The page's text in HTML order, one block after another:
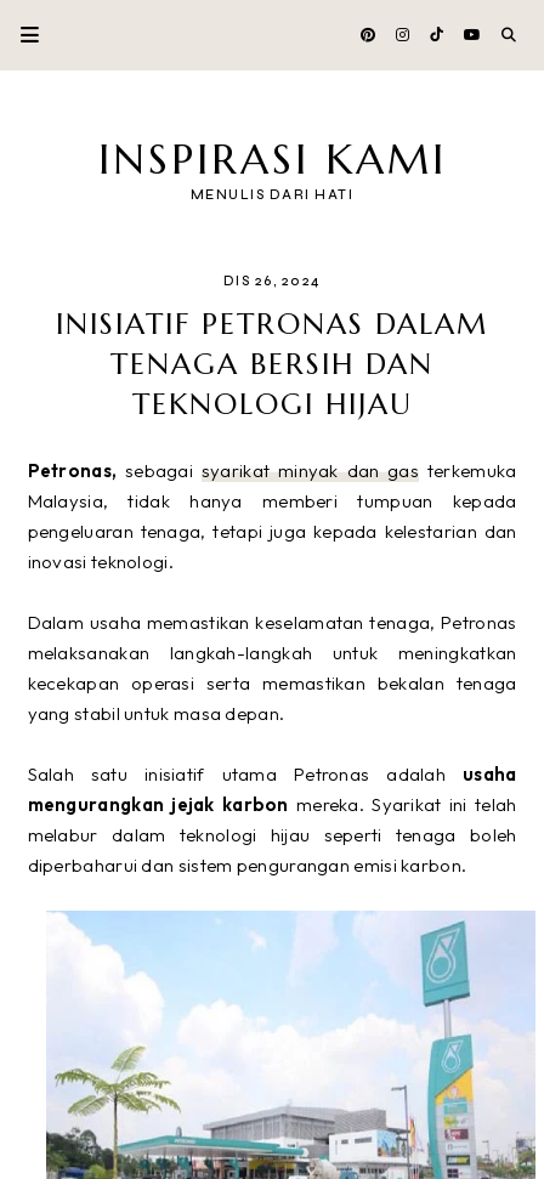
INSPIRASI KAMI
MENULIS DARI HATI
DIS 26, 2024
INISIATIF PETRONAS DALAM
TENAGA BERSIH DAN
TEKNOLOGI HIJAU
Petronas, sebagai syarikat minyak dan gas terkemuka
Malaysia, tidak hanya memberi tumpuan kepada
pengeluaran tenaga, tetapi juga kepada kelestarian dan
inovasi teknologi.
Dalam usaha memastikan keselamatan tenaga, Petronas
melaksanakan langkah-langkah untuk meningkatkan
kecekapan operasi serta memastikan bekalan tenaga
yang stabil untuk masa depan.
Salah satu inisiatif utama Petronas adalah usaha
mengurangkan jejak karbon mereka. Syarikat ini telah
melabur dalam teknologi hijau seperti tenaga boleh
diperbaharui dan sistem pengurangan emisi karbon.